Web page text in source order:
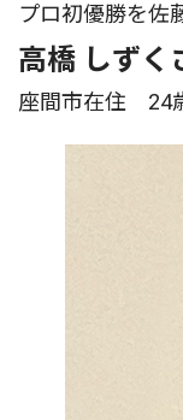
プロ初優勝を佐
高橋 しずく
座間市在住 24